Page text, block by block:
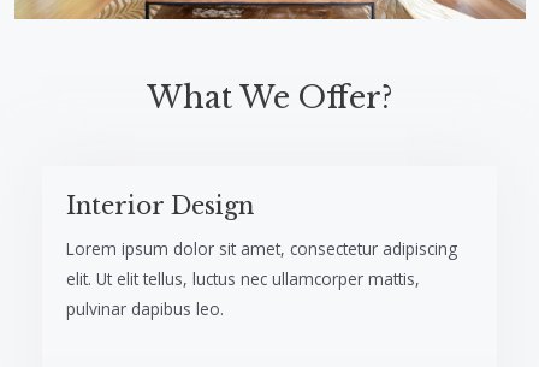
What We Offer?​​
Interior Design​
Lorem ipsum dolor sit amet, consectetur adipiscing
elit. Ut elit tellus, luctus nec ullamcorper mattis,
pulvinar dapibus leo.​